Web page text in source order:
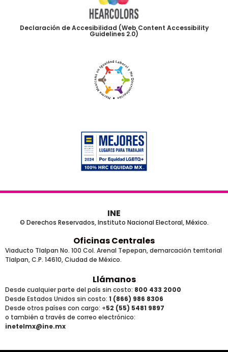
Declaración de Accesibilidad (Web Content Accessibility
Guidelines 2.0)
INE
© Derechos Reservados, Instituto Nacional Electoral, México.
Oficinas Centrales
Viaducto Tlalpan No. 100 Col. Arenal Tepepan, demarcación territorial
Tlalpan, C.P. 14610, Ciudad de México.
Llámanos
Desde cualquier parte del país sin costo: 800 433 2000
Desde Estados Unidos sin costo: 1 (866) 986 8306
Desde otros países con cargo: +52 (55) 5481 9897
o también a través de correo electrónico:
inetelmx@ine.mx